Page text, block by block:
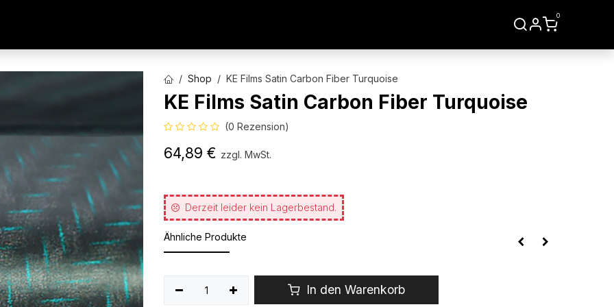
0
Shop KE Films Satin Carbon Fiber Turquoise
KE Films Satin Carbon Fiber Turquoise
(0 Rezension)
64,89 € zzgl. MwSt.
Derzeit leider kein Lagerbestand.
Ähnliche Produkte
In den Warenkorb